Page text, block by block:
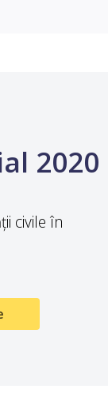
2020
civile în